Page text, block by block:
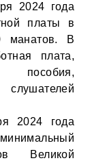
2024 года
платы в
манатов. В
плата,
пособия,
2024 года
Великой